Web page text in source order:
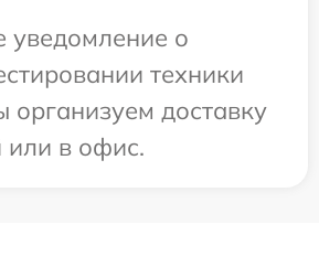
уведомление о
техники
организуем доставку
в офис.